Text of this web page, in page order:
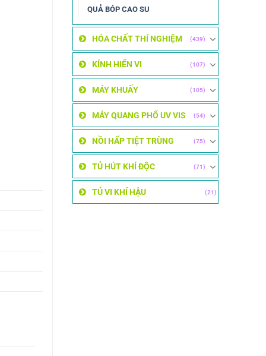
QUẢ BÓP CAO SU
HÓA CHẤT THÍ NGHIỆM (439)
KÍNH HIỂN VI (107)
MÁY KHUẤY (105)
MÁY QUANG PHỔ UV VIS (54)
NỒI HẤP TIỆT TRÙNG (75)
TỦ HÚT KHÍ ĐỘC (71)
TỦ VI KHÍ HẬU (21)